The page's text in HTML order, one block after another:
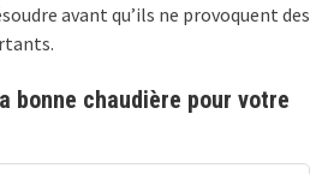
avant qu’ils ne provoquent des
bonne chaudière pour votre